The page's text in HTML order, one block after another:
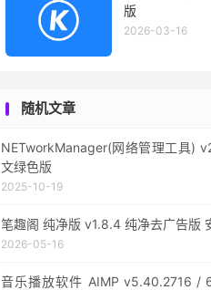
版
2026-03-16
随机文章
NETworkManager(网络管理工具)
文绿色版
2025-10-19
笔趣阁 纯净版 v1.8.4 纯净去广告版
2026-05-16
音乐播放软件 AIMP v5.40.2716 /